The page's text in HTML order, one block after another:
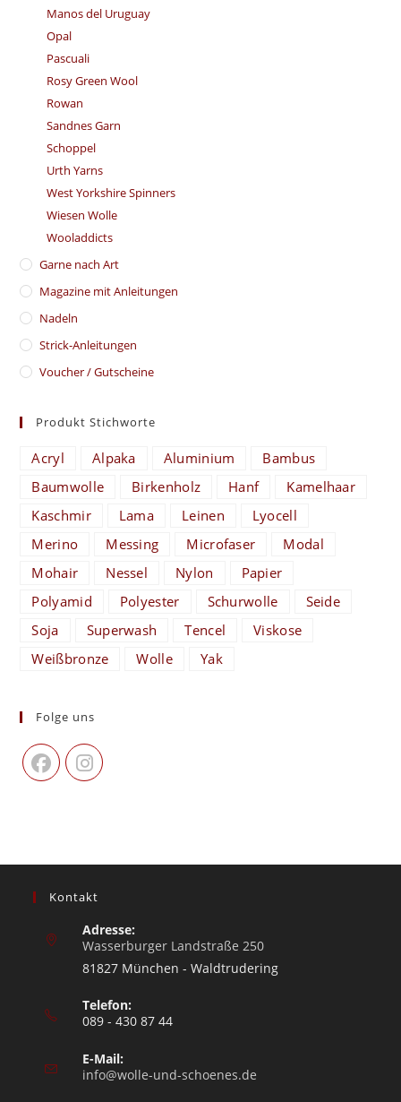
Manos del Uruguay
Opal
Pascuali
Rosy Green Wool
Rowan
Sandnes Garn
Schoppel
Urth Yarns
West Yorkshire Spinners
Wiesen Wolle
Wooladdicts
Garne nach Art
Magazine mit Anleitungen
Nadeln
Strick-Anleitungen
Voucher / Gutscheine
Produkt Stichworte
Acryl Alpaka Aluminium
Bambus
Baumwolle
Birkenholz Hanf
Kamelhaar
Kaschmir
Lama Leinen
Lyocell
Merino
Messing Microfaser
Modal
Mohair
Nessel Nylon
Papier
Polyamid
Polyester Schurwolle
Seide
Soja
Superwash Tencel
Viskose
Weißbronze
Wolle Yak
Folge uns
Kontakt
Adresse:
Wasserburger Landstraße 250
81827 München - Waldtrudering
Telefon:
089 - 430 87 44
E-Mail:
info@wolle-und-schoenes.de